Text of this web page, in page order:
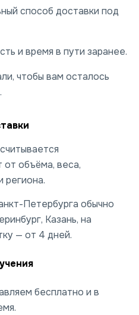
способ доставки под
и время в пути заранее.
чтобы вам осталось
от объёма, веса,
региона.
Петербурга обычно
Казань, на
— от 4 дней.
бесплатно и в